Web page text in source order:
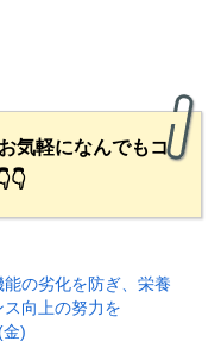
気軽になんでもコ
能の劣化を防ぎ、栄養
ス向上の努力を
)